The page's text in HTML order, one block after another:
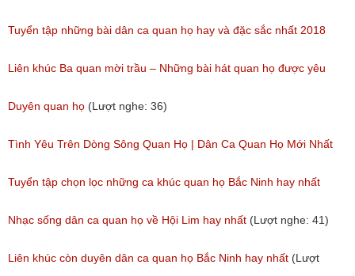
(Lượt nghe: 84)
Tuyển tập những bài dân ca quan họ hay và đặc sắc nhất 2018
(Lượt nghe: 60)
Liên khúc Ba quan mời trầu – Những bài hát quan họ được yêu
thích nhất hiện nay
(Lượt nghe: 173)
Duyên quan họ (Lượt nghe: 36)
Tình Yêu Trên Dòng Sông Quan Họ | Dân Ca Quan Họ Mới Nhất
2018
(Lượt nghe: 31)
Tuyển tập chọn lọc những ca khúc quan họ Bắc Ninh hay nhất
(Lượt nghe: 215)
Nhạc sống dân ca quan họ về Hội Lim hay nhất (Lượt nghe: 41)
Liên khúc còn duyên dân ca quan họ Bắc Ninh hay nhất (Lượt